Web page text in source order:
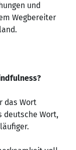
und
Wegbereiter
das Wort
deutsche Wort,